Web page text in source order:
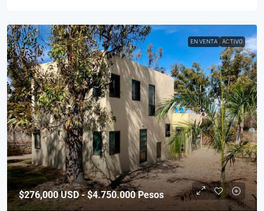
EN VENTA ACTIVO
$276,000USD - $4.750.000 Pesos